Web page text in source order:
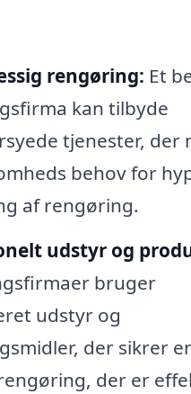
rengøring: Et
kan tilbyde
tjenester, der
behov for
af rengøring.
udstyr og
bruger
udstyr og
der sikrer
der er